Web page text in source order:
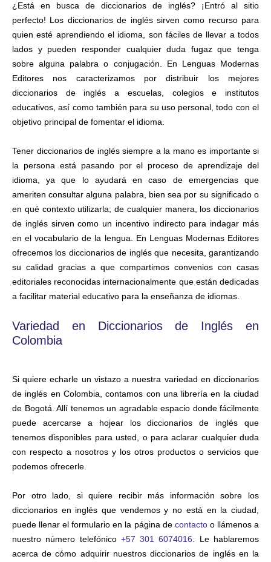
¿Está en busca de diccionarios de inglés? ¡Entró al sitio
perfecto! Los diccionarios de inglés sirven como recurso para
quien esté aprendiendo el idioma, son fáciles de llevar a todos
lados y pueden responder cualquier duda fugaz que tenga
sobre alguna palabra o conjugación. En Lenguas Modernas
Editores nos caracterizamos por distribuir los mejores
diccionarios de inglés a escuelas, colegios e institutos
educativos, así como también para su uso personal, todo con el
objetivo principal de fomentar el idioma.
Tener diccionarios de inglés siempre a la mano es importante si
la persona está pasando por el proceso de aprendizaje del
idioma, ya que lo ayudará en caso de emergencias que
ameriten consultar alguna palabra, bien sea por su significado o
en qué contexto utilizarla; de cualquier manera, los diccionarios
de inglés sirven como un incentivo indirecto para indagar más
en el vocabulario de la lengua. En Lenguas Modernas Editores
ofrecemos los diccionarios de inglés que necesita, garantizando
su calidad gracias a que compartimos convenios con casas
editoriales reconocidas internacionalmente que están dedicadas
a facilitar material educativo para la enseñanza de idiomas.
Variedad en Diccionarios de Inglés en
Colombia
Si quiere echarle un vistazo a nuestra variedad en diccionarios
de inglés en Colombia, contamos con una librería en la ciudad
de Bogotá. Allí tenemos un agradable espacio donde fácilmente
puede acercarse a hojear los diccionarios de inglés que
tenemos disponibles para usted, o para aclarar cualquier duda
con respecto a nosotros y los otros productos o servicios que
podemos ofrecerle.
Por otro lado, si quiere recibir más información sobre los
diccionarios en inglés que vendemos y no está en la ciudad,
puede llenar el formulario en la página de contactoo llámenos a
nuestro número telefónico +57 301 6074016 . Le hablaremos
acerca de cómo adquirir nuestros diccionarios de inglés en la